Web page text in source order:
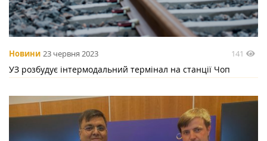
Новини 23 червня 2023 141
УЗ розбудує інтермодальний термінал на станції Чоп